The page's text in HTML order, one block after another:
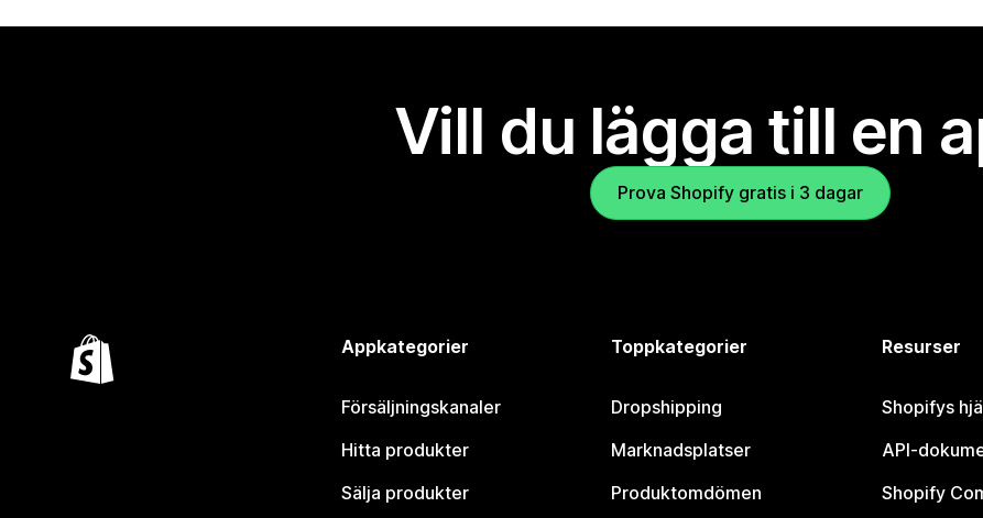
Vill du lägga till en
Prova Shopify gratis i 3 dagar
Appkategorier
Försäljningskanaler
Hitta produkter
Sälja produkter
Toppkategorier
Dropshipping
Marknadsplatser
Produktomdömen
Resurser
Shopifys
API-
Shopify